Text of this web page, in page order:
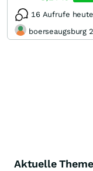
16 Aufrufe heute
boerseaugsburg
Aktuelle